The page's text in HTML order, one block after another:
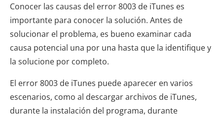
Conocer las causas del error 8003 de iTunes es
importante para conocer la solución. Antes de
solucionar el problema, es bueno examinar cada
causa potencial una por una hasta que la identifique y
la solucione por completo.
El error 8003 de iTunes puede aparecer en varios
escenarios, como al descargar archivos de iTunes,
durante la instalación del programa, durante